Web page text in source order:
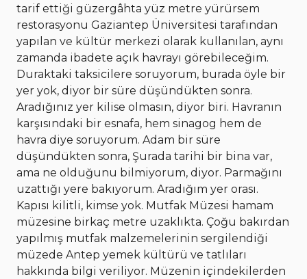
tarif ettiği güzergâhta yüz metre yürürsem
restorasyonu Gaziantep Üniversitesi tarafından
yapılan ve kültür merkezi olarak kullanılan, aynı
zamanda ibadete açık havrayı görebileceğim.
Duraktaki taksicilere soruyorum, burada öyle bir
yer yok, diyor bir süre düşündükten sonra.
Aradığınız yer kilise olmasın, diyor biri. Havranın
karşısındaki bir esnafa, hem sinagog hem de
havra diye soruyorum. Adam bir süre
düşündükten sonra, Şurada tarihi bir bina var,
ama ne olduğunu bilmiyorum, diyor. Parmağını
uzattığı yere bakıyorum. Aradığım yer orası.
Kapısı kilitli, kimse yok. Mutfak Müzesi hamam
müzesine birkaç metre uzaklıkta. Çoğu bakırdan
yapılmış mutfak malzemelerinin sergilendiği
müzede Antep yemek kültürü ve tatlıları
hakkında bilgi veriliyor. Müzenin içindekilerden